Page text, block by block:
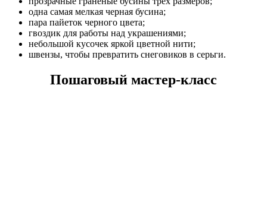
одна самая мелкая черная бусина;
пара пайеток черного цвета;
гвоздик для работы над украшениями;
небольшой кусочек яркой цветной нити;
швензы, чтобы превратить снеговиков в серьги.
Пошаговый мастер-класс